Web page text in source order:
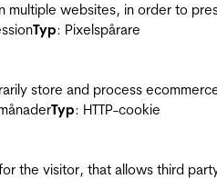
multiple websites, in order to
Typ: Pixelspårare
store and process
Typ: HTTP-cookie
the visitor, that allows third